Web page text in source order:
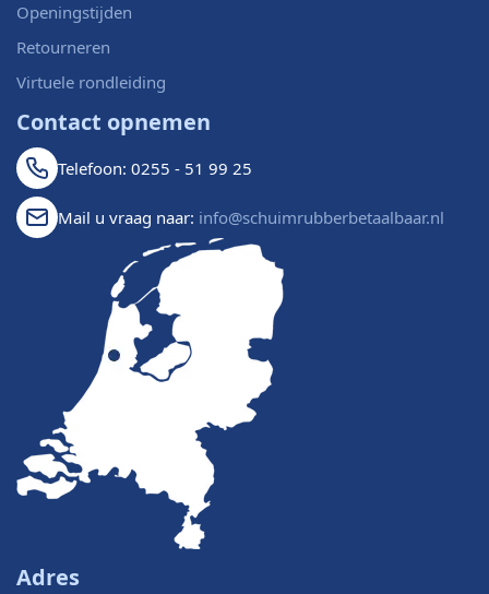
Openingstijden
Retourneren
Virtuele rondleiding
Contact opnemen
Telefoon: 0255 - 51 99 25
Mail u vraag naar: info@schuimrubberbetaalbaar.nl
Adres